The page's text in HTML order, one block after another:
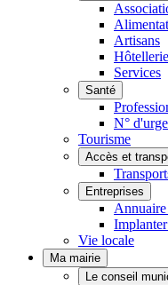
Artisans
Services
Santé
N°
Tourisme
Accès et
Entreprises
Annuaire
Vie locale
Ma mairie
Le conseil